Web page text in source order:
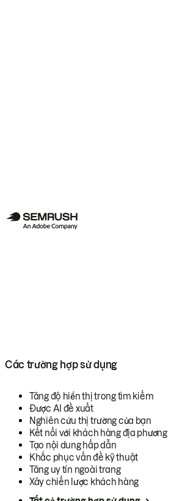
Các trường hợp sử dụng
Tăng độ hiển thị trong tìm kiếm
Được AI đề xuất
Nghiên cứu thị trường của bạn
Kết nối với khách hàng địa phương
Tạo nội dung hấp dẫn
Khắc phục vấn đề kỹ thuật
Tăng uy tín ngoài trang
Xây chiến lược khách hàng